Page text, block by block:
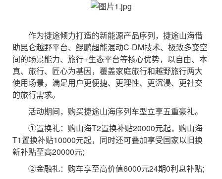
作为捷途倾力打造的新能源产品序列，捷途山海借
助昆仑越野平台、鲲鹏超能混动C-DM技术、极致多变空
间的场景能力、旅行+生态平台等核心优势，以自由、本
真、旅行、匠心为基因，覆盖家庭旅行和越野旅行两大
使用场景，满足用户更便捷、更理性、更沉浸、更社交
的旅行需求。
活动期间，购买捷途山海序列车型立享五重豪礼。
①置换礼：购山海T2置换补贴20000元起，购山海
T1置换补贴10000元起，同时还可叠加享受国家以旧换
新补贴至高20000元;
②金融礼：购车享至高价值6000元24期0利息补贴;